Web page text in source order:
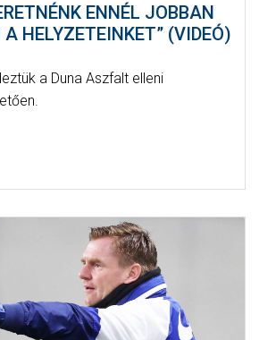
ENNÉL JOBBAN
HELYZETEINKET” (VIDEÓ)
a Duna Aszfalt elleni